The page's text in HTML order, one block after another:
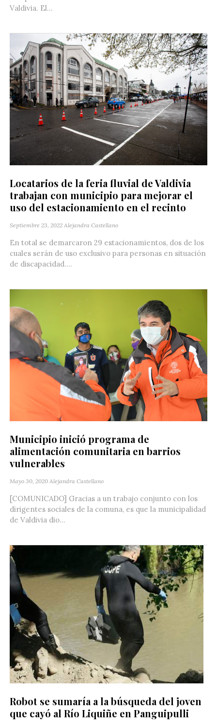
Valdivia. El...
Locatarios de la feria fluvial de Valdivia
trabajan con municipio para mejorar el
uso del estacionamiento en el recinto
Septiembre 23, 2022 Alejandra Castellano
En total se demarcaron 29 estacionamientos, dos de los
cuales serán de uso exclusivo para personas en situación
de discapacidad....
Municipio inició programa de
alimentación comunitaria en barrios
vulnerables
Mayo 30, 2020 Alejandra Castellano
[COMUNICADO] Gracias a un trabajo conjunto con los
dirigentes sociales de la comuna, es que la municipalidad
de Valdivia dio...
Robot se sumaría a la búsqueda del joven
que cayó al Río Liquiñe en Panguipulli